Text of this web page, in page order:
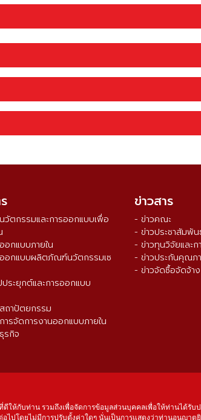
วัตกรรมและการออกแบบเพื่อ
อกแบบภายใน
ออกแบบผลิตภัณฑ์นวัตกรรมเซ
ระยุกต์และการออกแบบ
ถาปัตยกรรม
ารจัดการงานออกแบบภายใน
รกิจ
ข่าวสาร
- ข่าวคณะ
- ข่าวประชาสัมพั
- ข่าวทุนวิจัยและก
- ข่าวประกันคุณภ
- ข่าวจัดซื้อจัดจ้าง
ดีให้กับท่าน รวมถึงเพื่อจัดการข้อมูลส่วนบุคคลเพื่อให้ท่านได้รับ
อไปโดยไม่มีการปรับตั้งค่าใดๆ นั่นเป็นการแสดงว่าท่านอนุญาต